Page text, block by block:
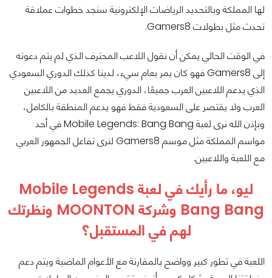
لها المملكة وبالتحديد الرياضات الإلكترونية سنجد خطوات عملاقة
تحدث مثل بطولات Gamers8.
في الوقت الحالي يمكن أن نقول اللاعب المحترف الذي لم يتم دعوته
إلى Gamers8 فهو كان يمر بعام سيء، لدينا كذلك الدوري السعودي
الذي يدعم اللاعبين العرب جميعًا، الدوري يجمع العديد من اللاعبين
العرب ولا يقتصر على السعودية فقط فهو يدعم المنطقة بالكامل،
وبإذن الله نرى لعبة Mobile Legends: Bang Bang في أحد
مواسم المملكة مثل موسم Gamers8 لنرى تفاعل الجمهور العربي
مع اللعبة واللاعبين.
ليو، ما رأيك في لعبة Mobile Legends
Bang Bang وشركة MOONTON ونظرتك
لهم في المستقبل؟
اللعبة في تطور كبير وواضح بالمقارنة مع الأعوام الماضية ويتم دعم